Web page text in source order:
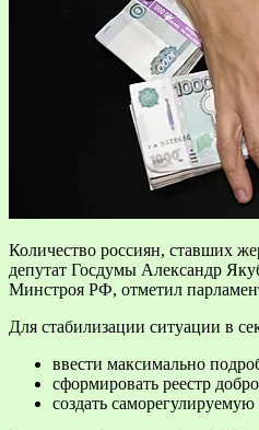
Количество россиян, ставших
депутат Госдумы Александр
Минстроя РФ, отметил
Для стабилизации ситуации в
ввести максимально
сформировать реестр
создать